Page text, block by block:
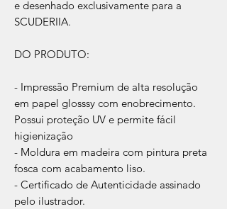
e desenhado exclusivamente para a
SCUDERIIA.
DO PRODUTO:
- Impressão Premium de alta resolução
em papel glosssy com enobrecimento.
Possui proteção UV e permite fácil
higienização
- Moldura em madeira com pintura preta
fosca com acabamento liso.
- Certificado de Autenticidade assinado
pelo ilustrador.